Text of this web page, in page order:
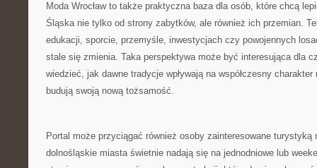
Moda Wrocław to także praktyczna baza dla osób, które chcą
Śląska nie tylko od strony zabytków, ale również ich przemian.
edukacji, sporcie, przemyśle, inwestycjach czy powojennych
stale się zmienia. Taka perspektywa może być interesująca dla
wiedzieć, jak dawne tradycje wpływają na współczesny
budują swoją nową tożsamość.
Portal może przyciągać również osoby zainteresowane turystyką
dolnośląskie miasta świetnie nadają się na jednodniowe lub